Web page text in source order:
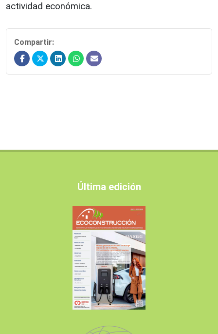
actividad económica.
Compartir:
Última edición